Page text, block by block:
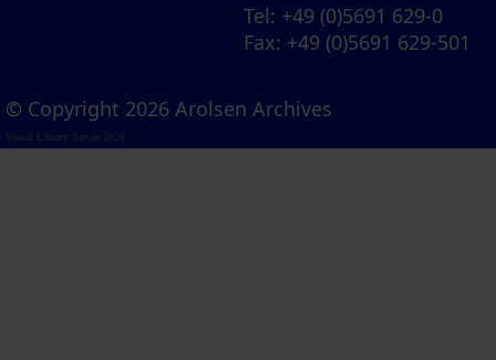
Tel: +49 (0)5691 629-0
Fax: +49 (0)5691 629-501
© Copyright 2026 Arolsen Archives
Visual Library Server 2026